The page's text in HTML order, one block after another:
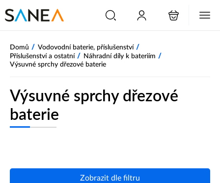
Domů / Vodovodní baterie, příslušenství /
Příslušenství a ostatní / Náhradní díly k bateriím /
Výsuvné sprchy dřezové baterie
Výsuvné sprchy dřezové
baterie
Zobrazit dle filtru